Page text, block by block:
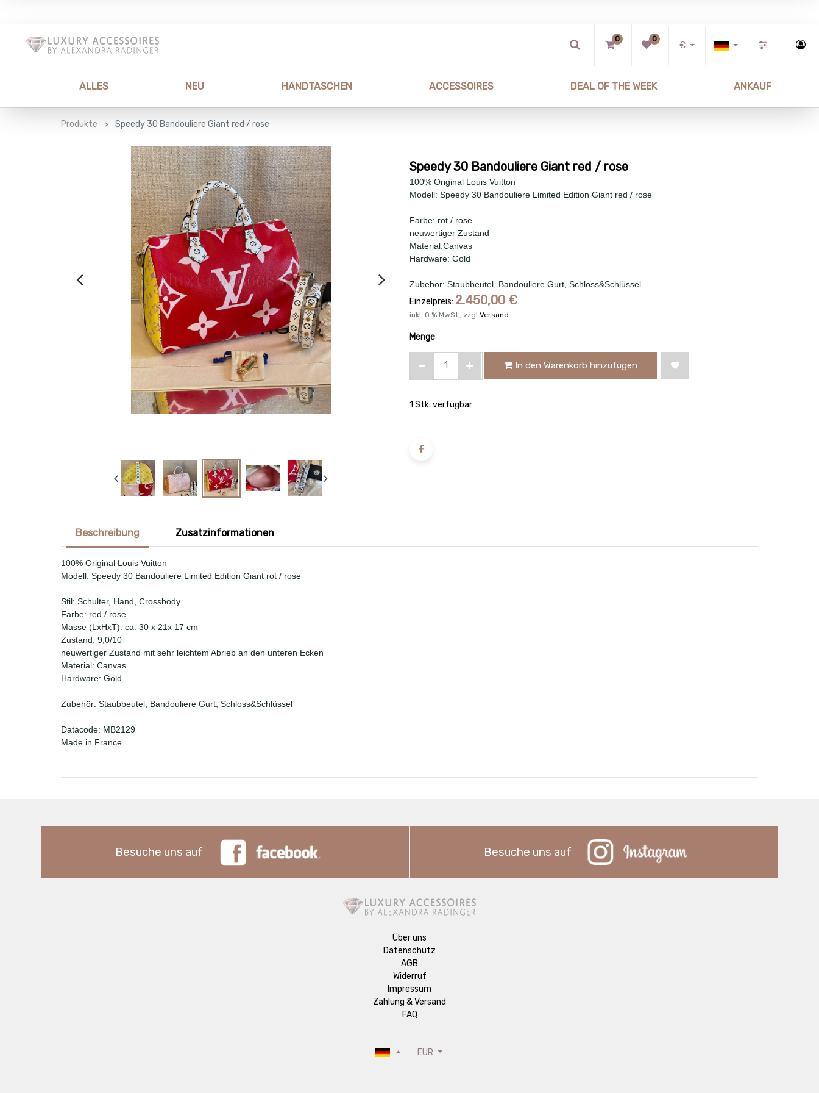
0 0
€
ALLES NEU HANDTASCHEN ACCESSOIRES DEAL OF THE WEEK ANKAUF
Produkte Speedy 30 Bandouliere Giant red / rose
Speedy 30 Bandouliere Giant red / rose
100% Original Louis Vuitton
Modell: Speedy 30 Bandouliere Limited Edition Giant red / rose
Farbe: rot / rose
neuwertiger Zustand
Material:Canvas
Hardware: Gold
Zubehör: Staubbeutel, Bandouliere Gurt, Schloss&Schlüssel
Einzelpreis: 2.450,00 €
inkl. 0 % MwSt., zzgl Versand
Menge
In den Warenkorb hinzufügen
1 Stk. verfügbar
Beschreibung Zusatzinformationen
100% Original Louis Vuitton
Modell: Speedy 30 Bandouliere Limited Edition Giant rot / rose
Stil: Schulter, Hand, Crossbody
Farbe: red / rose
Masse (LxHxT): ca. 30 x 21x 17 cm
Zustand: 9,0/10
neuwertiger Zustand mit sehr leichtem Abrieb an den unteren Ecken
Material: Canvas
Hardware: Gold
Zubehör: Staubbeutel, Bandouliere Gurt, Schloss&Schlüssel
Datacode: MB2129
Made in France
Besuche uns auf Besuche uns auf
Über uns
Datenschutz
AGB
Widerruf
Impressum
Zahlung & Versand
FAQ
EUR